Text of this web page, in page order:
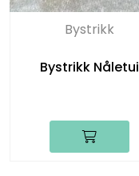
Bystrikk
Bystrikk Nåletui